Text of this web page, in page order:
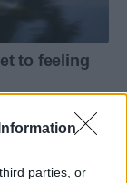
parties, or